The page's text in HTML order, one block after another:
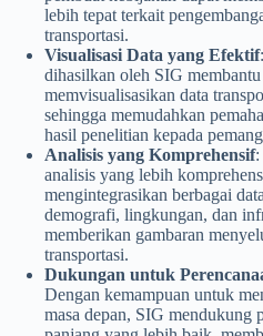
lebih tepat terkait
transportasi.
Visualisasi Data yang Efektif
dihasilkan oleh SIG
memvisualisasikan data
sehingga memudahkan
hasil penelitian kepada
Analisis yang Komprehensif:
analisis yang lebih
mengintegrasikan berbagai
demografi, lingkungan, dan
memberikan gambaran
transportasi.
Dukungan untuk
Dengan kemampuan untuk
masa depan, SIG mendukung